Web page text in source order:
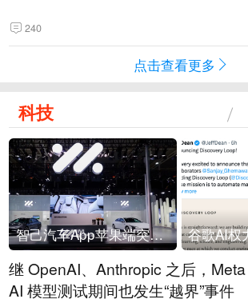
240
点击查看更多
科技
智己汽车App苹果端突然“下架”
继 OpenAI、Anthropic 之后，Meta
AI 模型测试期间也发生“越界”事件